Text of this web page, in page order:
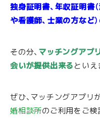
独身証明書、年収証明書
や看護師、士業の方など
その分、 マッチングアプ
会いが提供出来るといえ
ぜひ、マッチングアプリ
婚相談所のご利用をご